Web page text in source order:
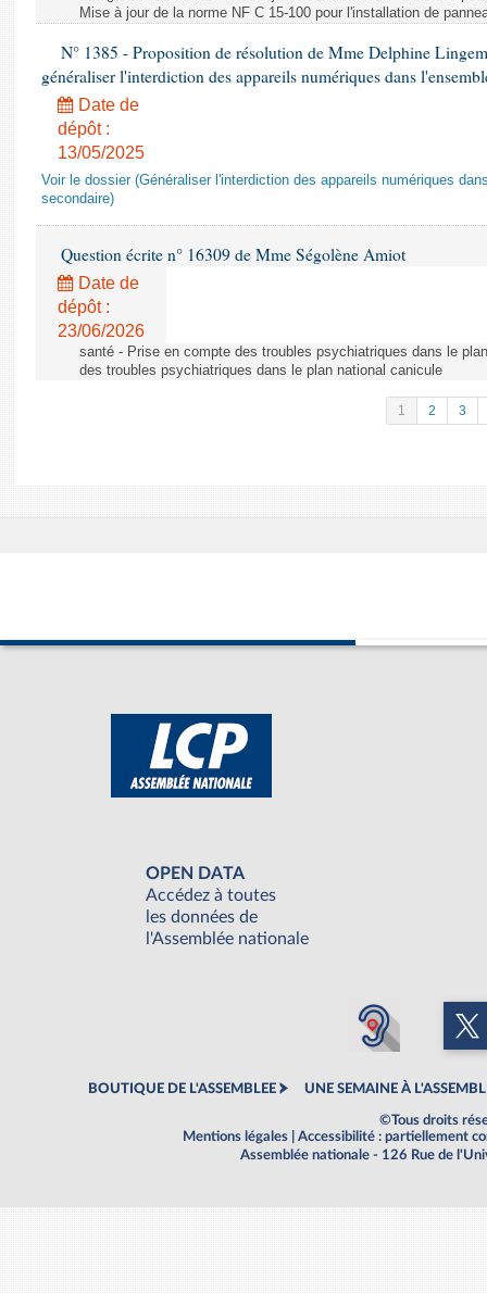
Mise à jour de la norme NF C 15-100 pour l'installation de
N° 1385 - Proposition de résolution de Mme Delphine
généraliser l'interdiction des appareils numériques dans
Date de
dépôt :
13/05/2025
Voir le dossier (Généraliser l'interdiction des appareils numériques
secondaire)
Question écrite n° 16309 de Mme Ségolène Amiot
Date de
dépôt :
23/06/2026
santé - Prise en compte des troubles psychiatriques dans le
des troubles psychiatriques dans le plan national canicule
1 2 3
OPEN DATA
Accédez à toutes
les données de
l'Assemblée nationale
BOUTIQUE DE L'ASSEMBLEE UNE SEMAINE À
©Tous droits
Mentions légales
Accessibilité : partiellement
Assemblée nationale - 126 Rue de